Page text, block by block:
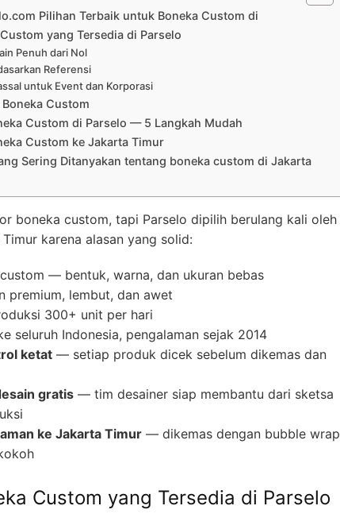
Pilihan Terbaik untuk Boneka Custom di
yang Tersedia di Parselo
Penuh dari Nol
Referensi
untuk Event dan Korporasi
Custom
Custom di Parselo — 5 Langkah Mudah
Custom ke Jakarta Timur
Sering Ditanyakan tentang boneka custom di Jakarta
boneka custom, tapi Parselo dipilih berulang kali oleh
karena alasan yang solid:
— bentuk, warna, dan ukuran bebas
premium, lembut, dan awet
300+ unit per hari
seluruh Indonesia, pengalaman sejak 2014
ketat — setiap produk dicek sebelum dikemas dan
gratis — tim desainer siap membantu dari sketsa
ke Jakarta Timur — dikemas dengan bubble wrap
Custom yang Tersedia di Parselo